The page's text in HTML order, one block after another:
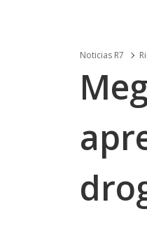
Noticias R7